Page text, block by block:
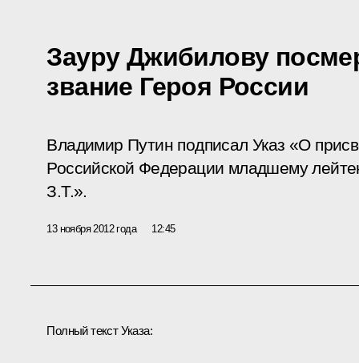
Зауру Джибилову
звание Героя России
Владимир Путин подписал Указ «О
Российской Федерации младшему
З.Т.».
13 ноября 2012 года 12:45
Полный текст Указа: